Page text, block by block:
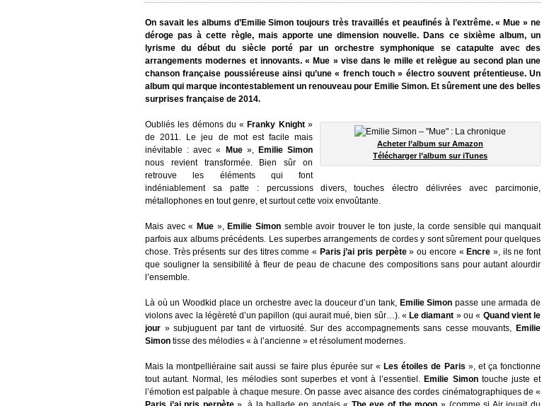
On savait les albums d’Emilie Simon toujours très travaillés et peaufinés à l’extrême. « Mue » ne
déroge pas à cette règle, mais apporte une dimension nouvelle. Dans ce sixième album, un
lyrisme du début du siècle porté par un orchestre symphonique se catapulte avec des
arrangements modernes et innovants. « Mue » vise dans le mille et relègue au second plan une
chanson française poussiéreuse ainsi qu’une « french touch » électro souvent prétentieuse. Un
album qui marque incontestablement un renouveau pour Emilie Simon. Et sûrement une des belles
surprises française de 2014.
Acheter l’album sur Amazon
Télécharger l’album sur iTunes
Oubliés les démons du « Franky Knight»
de 2011. Le jeu de mot est facile mais
inévitable : avec «
Mue», Emilie Simon
nous revient transformée. Bien sûr on
retrouve les éléments qui font
indéniablement sa patte : percussions divers, touches électro délivrées avec parcimonie,
métallophones en tout genre, et surtout cette voix envoûtante.
Mais avec « Mue», Emilie Simonsemble avoir trouver le ton juste, la corde sensible qui manquait
parfois aux albums précédents. Les superbes arrangements de cordes y sont sûrement pour quelques
chose. Très présents sur des titres comme « Paris j’ai pris perpète» ou encore « Encre », ils ne font
que souligner la sensibilité à fleur de peau de chacune des compositions sans pour autant alourdir
l’ensemble.
Là où un Woodkid place un orchestre avec la douceur d’un tank, Emilie Simon passe une armada de
violons avec la légèreté d’un papillon (qui aurait mué, bien sûr…). « Le diamant » ou « Quand vient le
jour » subjuguent par tant de virtuosité. Sur des accompagnements sans cesse mouvants, Emilie
Simon tisse des mélodies « à l’ancienne » et résolument modernes.
Mais la montpelliéraine sait aussi se faire plus épurée sur « Les étoiles de Paris », et ça fonctionne
tout autant. Normal, les mélodies sont superbes et vont à l’essentiel. Emilie Simontouche juste et
l’émotion est palpable à chaque mesure. On passe avec aisance des cordes cinématographiques de «